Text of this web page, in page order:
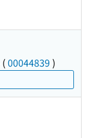
(00044839 )